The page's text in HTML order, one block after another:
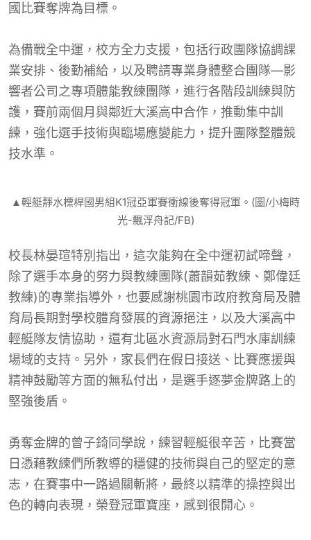
國比賽奪牌為目標。
為備戰全中運，校方全力支援，包括行政團隊協調課
業安排、後勤補給，以及聘請專業身體整合團隊—影
響者公司之專項體能教練團隊，進行各階段訓練與防
護，賽前兩個月與鄰近大溪高中合作，推動集中訓
練，強化選手技術與臨場應變能力，提升團隊整體競
技水準。
▲輕艇靜水標桿國男組K1冠亞軍賽衝線後奪得冠軍。(圖/小梅時
光-飄浮舟記/FB)
校長林晏瑄特別指出，這次能夠在全中運初試啼聲，
除了選手本身的努力與教練團隊(蕭韻茹教練、鄭偉廷
教練)的專業指導外，也要感謝桃園市政府教育局及體
育局長期對學校體育發展的資源挹注，以及大溪高中
輕艇隊友情協助，還有北區水資源局對石門水庫訓練
場域的支持。另外，家長們在假日接送、比賽應援與
精神鼓勵等方面的無私付出，是選手逐夢金牌路上的
堅強後盾。
勇奪金牌的曾子錡同學說，練習輕艇很辛苦，比賽當
日憑藉教練們所教導的穩健的技術與自己的堅定的意
志，在賽事中一路過關斬將，最終以精準的操控與出
色的轉向表現，榮登冠軍寶座，感到很開心。